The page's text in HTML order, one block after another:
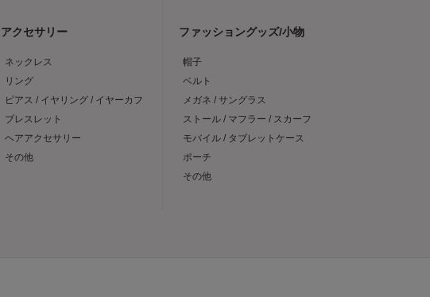
アクセサリー
ネックレス
リング
ピアス / イヤリング / イヤーカフ
ブレスレット
ヘアアクセサリー
その他
ファッショングッズ/小物
帽子
ベルト
メガネ / サングラス
ストール / マフラー / スカーフ
モバイル / タブレットケース
ポーチ
その他